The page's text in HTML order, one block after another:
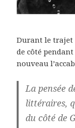
Durant le trajet
de côté
nouveau
La pensée
littéraires,
du côté de